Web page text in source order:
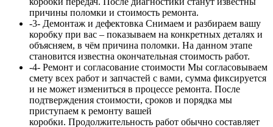
причины поломки и стоимость ремонта.
-3- Демонтаж и дефектовка Снимаем и разбираем вашу
коробку при вас – показываем на конкретных деталях и
объясняем, в чём причина поломки. На данном этапе
становится известна окончательная стоимость работ.
-4- Ремонт и согласование стоимости Мы согласовываем
смету всех работ и запчастей с вами, сумма фиксируется
и не может измениться в процессе ремонта. После
подтверждения стоимости, сроков и порядка мы
приступаем к ремонту вашей
коробки. Продолжительность работ обычно составляет